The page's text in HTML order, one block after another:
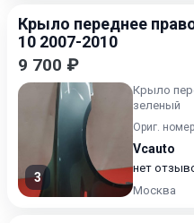
Крыло переднее
10 2007-2010
9 700 ₽
3
Крыло
зеленый
Ориг.
Vcauto
нет
Москва